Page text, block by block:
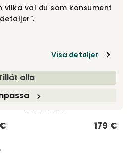
vilka val du som konsument
Visa detaljer
alla
Sierra Barhocker |
Dunkelgraues
Mikrofasergewebe
Rowico Home
179 €